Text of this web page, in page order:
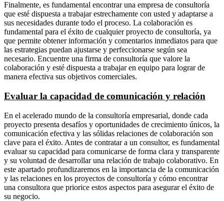
Finalmente, es fundamental encontrar una empresa de consultoría
que esté dispuesta a trabajar estrechamente con usted y adaptarse a
sus necesidades durante todo el proceso. La colaboración es
fundamental para el éxito de cualquier proyecto de consultoría, ya
que permite obtener información y comentarios inmediatos para que
las estrategias puedan ajustarse y perfeccionarse según sea
necesario. Encuentre una firma de consultoría que valore la
colaboración y esté dispuesta a trabajar en equipo para lograr de
manera efectiva sus objetivos comerciales.
Evaluar la capacidad de comunicación y relación
En el acelerado mundo de la consultoría empresarial, donde cada
proyecto presenta desafíos y oportunidades de crecimiento únicos, la
comunicación efectiva y las sólidas relaciones de colaboración son
clave para el éxito. Antes de contratar a un consultor, es fundamental
evaluar su capacidad para comunicarse de forma clara y transparente
y su voluntad de desarrollar una relación de trabajo colaborativo. En
este apartado profundizaremos en la importancia de la comunicación
y las relaciones en los proyectos de consultoría y cómo encontrar
una consultora que priorice estos aspectos para asegurar el éxito de
su negocio.